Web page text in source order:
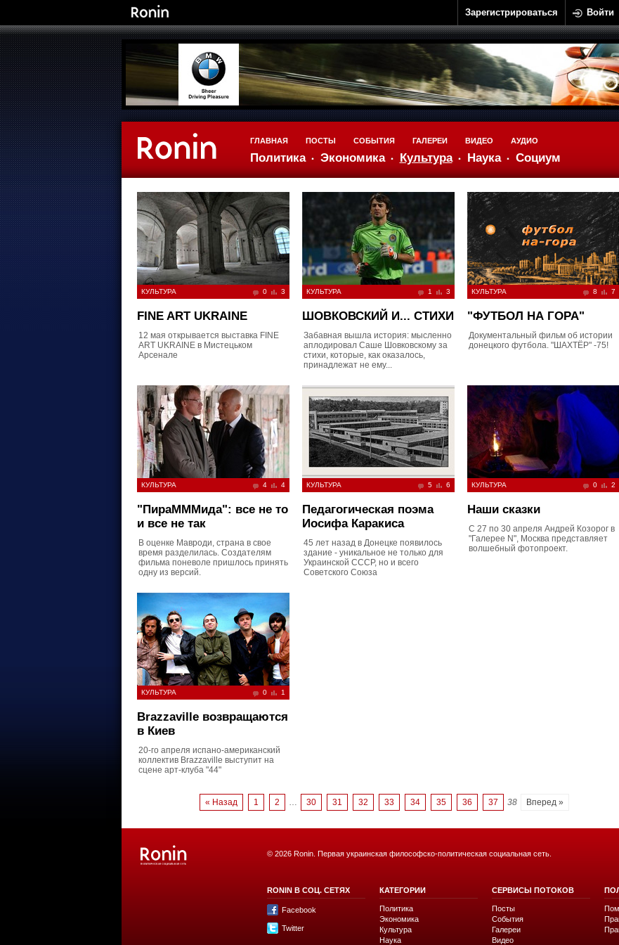
Зарегистрироваться Войти
ГЛАВНАЯ
Политика Экономика Культура Наука Социум
ПОСТЫ СОБЫТИЯ ГАЛЕРЕИ ВИДЕО АУДИО
КУЛЬТУРА 0 3
FINE ART UKRAINE
12 мая открывается выставка FINE
ART UKRAINE в Мистецьком
Арсенале
КУЛЬТУРА 1 3
ШОВКОВСКИЙ И... СТИХИ
Забавная вышла история: мысленно
аплодировал Саше Шовковскому за
стихи, которые, как оказалось,
принадлежат не ему...
КУЛЬТУРА 8 7
"ФУТБОЛ НА ГОРА"
Документальный фильм об истории
донецкого футбола. "ШАХТЁР" -75!
КУЛЬТУРА 4 4
"ПираМММида": все не то
и все не так
В оценке Мавроди, страна в свое
время разделилась. Создателям
фильма поневоле пришлось принять
одну из версий.
КУЛЬТУРА 5 6
Педагогическая поэма
Иосифа Каракиса
45 лет назад в Донецке появилось
здание - уникальное не только для
Украинской СССР, но и всего
Советского Союза
КУЛЬТУРА 0 2
Наши сказки
С 27 по 30 апреля Андрей Козорог в
"Галерее N", Москва представляет
волшебный фотопроект.
КУЛЬТУРА 0 1
Brazzaville возвращаются
в Киев
20-го апреля испано-американский
коллектив Brazzaville выступит на
сцене арт-клуба "44"
« Назад 1 2 … 30 31 32 33 34 35 36 37 38 Вперед »
© 2026 Ronin. Первая украинская философско-политическая социальная сеть.
RONIN В СОЦ. СЕТЯХ
Facebook
Twitter
КАТЕГОРИИ
Политика
Экономика
Культура
Наука
СЕРВИСЫ ПОТОКОВ
Посты
События
Галереи
Видео